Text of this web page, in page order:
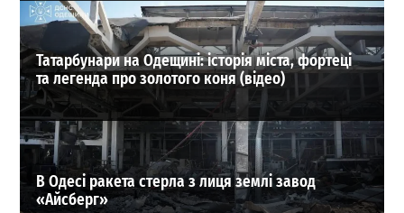
Татарбунари на Одещині: історія міста, фортеці
та легенда про золотого коня (відео)
В Одесі ракета стерла з лиця землі завод
«Айсберг»